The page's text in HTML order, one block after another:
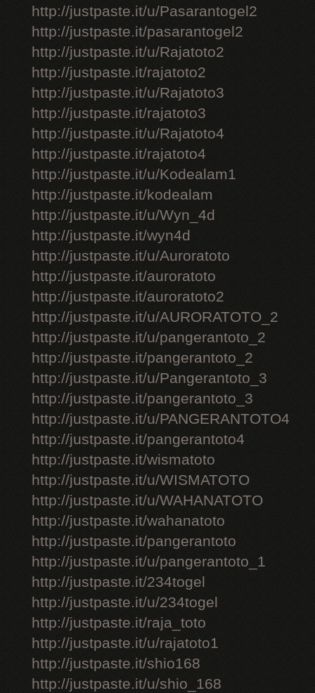
http://justpaste.it/u/Pasarantogel2
http://justpaste.it/pasarantogel2
http://justpaste.it/u/Rajatoto2
http://justpaste.it/rajatoto2
http://justpaste.it/u/Rajatoto3
http://justpaste.it/rajatoto3
http://justpaste.it/u/Rajatoto4
http://justpaste.it/rajatoto4
http://justpaste.it/u/Kodealam1
http://justpaste.it/kodealam
http://justpaste.it/u/Wyn_4d
http://justpaste.it/wyn4d
http://justpaste.it/u/Auroratoto
http://justpaste.it/auroratoto
http://justpaste.it/auroratoto2
http://justpaste.it/u/AURORATOTO_2
http://justpaste.it/u/pangerantoto_2
http://justpaste.it/pangerantoto_2
http://justpaste.it/u/Pangerantoto_3
http://justpaste.it/pangerantoto_3
http://justpaste.it/u/PANGERANTOTO4
http://justpaste.it/pangerantoto4
http://justpaste.it/wismatoto
http://justpaste.it/u/WISMATOTO
http://justpaste.it/u/WAHANATOTO
http://justpaste.it/wahanatoto
http://justpaste.it/pangerantoto
http://justpaste.it/u/pangerantoto_1
http://justpaste.it/234togel
http://justpaste.it/u/234togel
http://justpaste.it/raja_toto
http://justpaste.it/u/rajatoto1
http://justpaste.it/shio168
http://justpaste.it/u/shio_168